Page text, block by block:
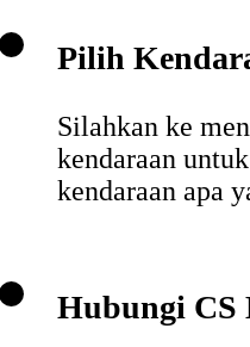
Pilih
Silahkan ke
kendaraan
kendaraan apa
Hubungi CS